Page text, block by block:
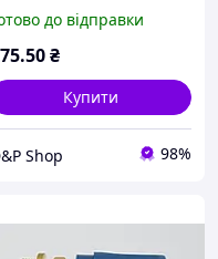
- 8418870
до відправки
.50₴
Купити
Shop 98%